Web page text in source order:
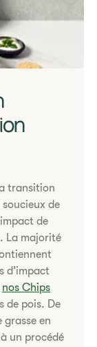
transition
de
de
La majorité
d’impact
nos Chips
de pois. De
grasse en
un procédé